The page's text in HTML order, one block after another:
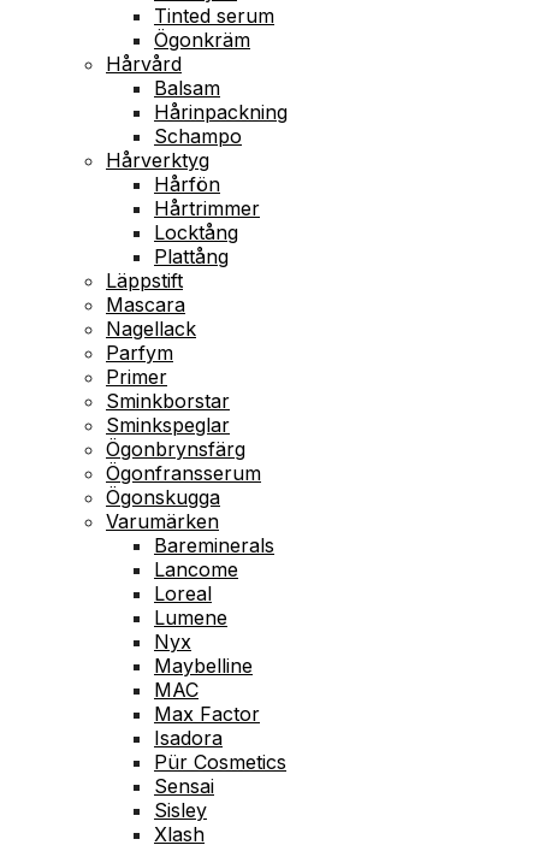
Tinted serum
Ögonkräm
Hårvård
Balsam
Hårinpackning
Schampo
Hårverktyg
Hårfön
Hårtrimmer
Locktång
Plattång
Läppstift
Mascara
Nagellack
Parfym
Primer
Sminkborstar
Sminkspeglar
Ögonbrynsfärg
Ögonfransserum
Ögonskugga
Varumärken
Bareminerals
Lancome
Loreal
Lumene
Nyx
Maybelline
MAC
Max Factor
Isadora
Pür Cosmetics
Sensai
Sisley
Xlash